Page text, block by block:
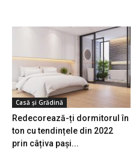
Casă și Grădină
Redecorează-ți dormitorul în
ton cu tendințele din 2022
prin câțiva pași...